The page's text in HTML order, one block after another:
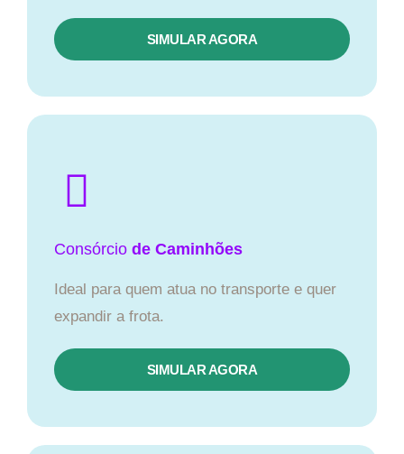
SIMULAR AGORA
Consórcio de Caminhões
Ideal para quem atua no transporte e quer
expandir a frota.
SIMULAR AGORA